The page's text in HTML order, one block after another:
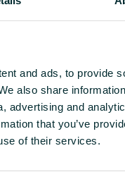
and ads, to provide
also share
advertising and
that you’ve
of their services.
arkitekt eller
gärna hand om